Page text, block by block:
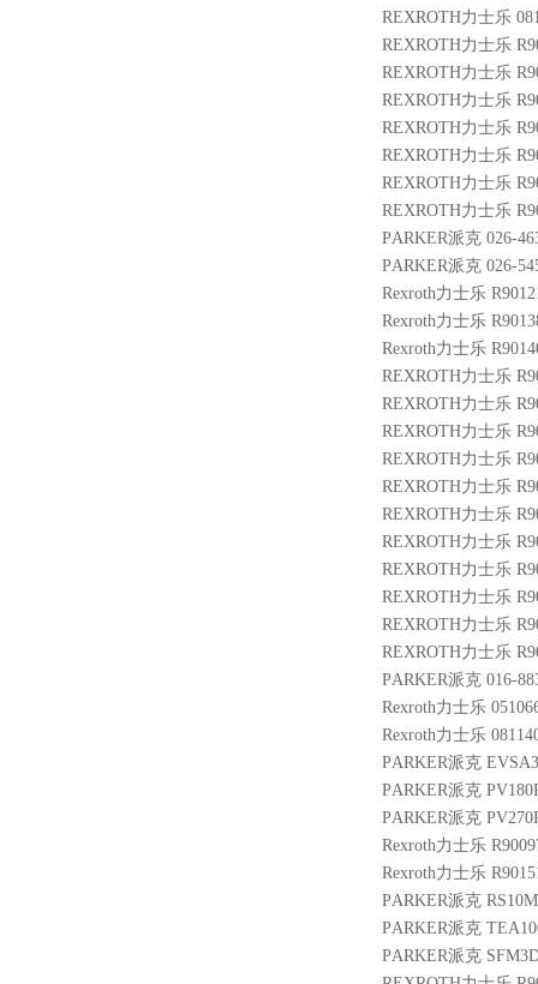
REXROTH力士乐
REXROTH力士乐
REXROTH力士乐
REXROTH力士乐
REXROTH力士乐
REXROTH力士乐
REXROTH力士乐
REXROTH力士乐
PARKER派克 026-
PARKER派克 026-
Rexroth力士乐
Rexroth力士乐
Rexroth力士乐
REXROTH力士乐
REXROTH力士乐
REXROTH力士乐
REXROTH力士乐
REXROTH力士乐
REXROTH力士乐
REXROTH力士乐
REXROTH力士乐
REXROTH力士乐
REXROTH力士乐
REXROTH力士乐
PARKER派克 016-
Rexroth力士乐
Rexroth力士乐
PARKER派克
PARKER派克
PARKER派克
Rexroth力士乐
Rexroth力士乐
PARKER派克
PARKER派克
PARKER派克